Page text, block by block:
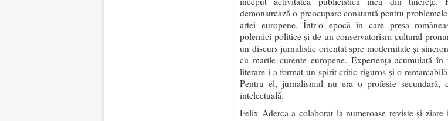
demonstrează o preocupare constantă pentru
artei europene. Într-o epocă în care presa
polemici politice și de un conservatorism cultural
un discurs jurnalistic orientat spre modernitate și
cu marile curente europene. Experiența acumulată
literare i-a format un spirit critic riguros și o
Pentru el, jurnalismul nu era o profesie secundară,
intelectuală.
Felix Aderca a colaborat la numeroase reviste și ziare